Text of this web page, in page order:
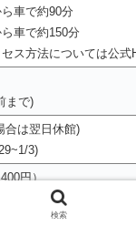
車で約90分
車で約150分
ス方法については公式
まで)
合は翌日休館)
3)
円）
400円（320円）
200円（150円）
検索